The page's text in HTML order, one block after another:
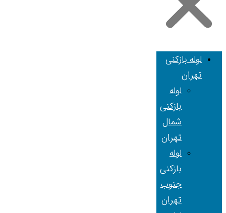
لوله بازکنی
تهران
لوله
بازکنی
شمال
تهران
لوله
بازکنی
جنوب
تهران